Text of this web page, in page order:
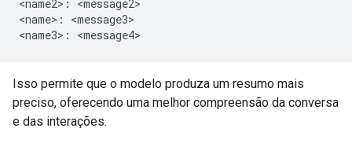
<name2>: <message2>
<name>: <message3>
Isso permite que o modelo produza um resumo mais
preciso, oferecendo uma melhor compreensão da conversa
e das interações.